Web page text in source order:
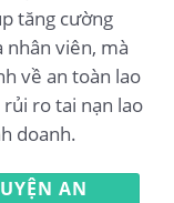
tăng cường
nhân viên, mà
về an toàn lao
ro tai nạn lao
doanh.
AN